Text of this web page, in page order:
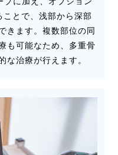
とで、浅部から深部
きます。複数部位の同
も可能なため、多重骨
な治療が行えます。